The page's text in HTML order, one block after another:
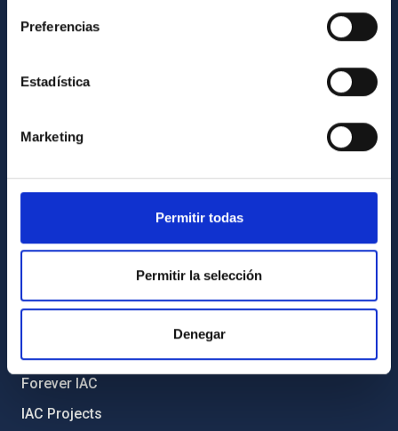
Preferencias
Estadística
Marketing
Permitir todas
Permitir la selección
Denegar
Contact
List of personnel
General register
ABOUT THE IAC
Environment and Sustainability
Forever IAC
IAC Projects